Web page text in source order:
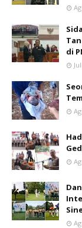
di